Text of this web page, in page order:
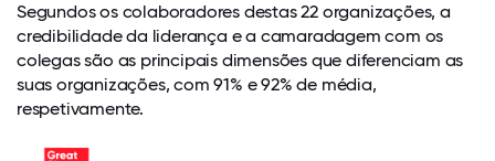
Segundos os colaboradores destas 22 organizações, a
credibilidade da liderança e a camaradagem com os
colegas são as principais dimensões que diferenciam as
suas organizações, com 91% e 92% de média,
respetivamente.